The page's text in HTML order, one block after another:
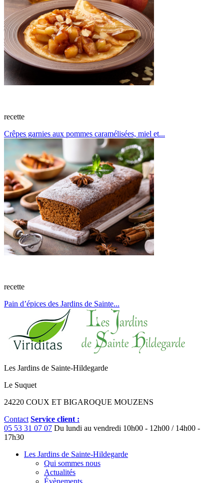
recette
Crêpes garnies aux pommes caramélisées, miel et...
recette
Pain d’épices des Jardins de Sainte...
Les Jardins de Sainte-Hildegarde
Le Suquet
24220 COUX ET BIGAROQUE MOUZENS
Contact Service client :
05 53 31 07 07 Du lundi au vendredi 10h00 - 12h00 / 14h00 -
17h30
Les Jardins de Sainte-Hildegarde
Qui sommes nous
Actualités
Évènements